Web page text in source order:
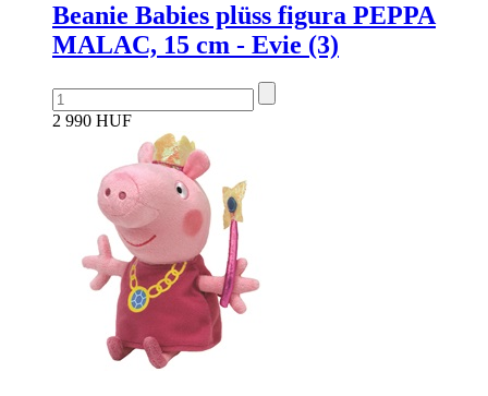
Beanie Babies plüss figura PEPPA
MALAC, 15 cm - Evie (3)
2 990 HUF